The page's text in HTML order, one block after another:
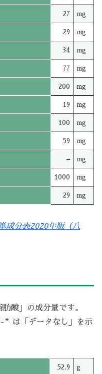
27 mg
29 mg
34 mg
77 mg
200 mg
19 mg
100 mg
59 mg
– mg
1000 mg
29 mg
成分表2020年版（八
酸」の成分量です。
は「データなし」を示
52.9 g